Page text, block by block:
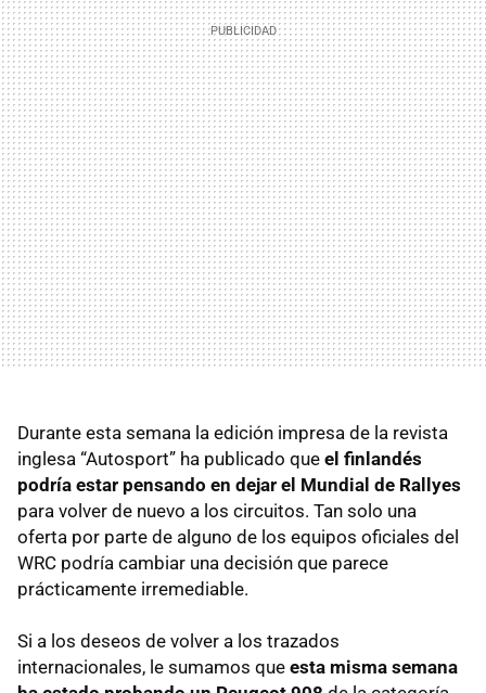
Durante esta semana la edición impresa de la revista
inglesa “Autosport” ha publicado que el finlandés
podría estar pensando en dejar el Mundial de Rallyes
para volver de nuevo a los circuitos. Tan solo una
oferta por parte de alguno de los equipos oficiales del
WRC podría cambiar una decisión que parece
prácticamente irremediable.
Si a los deseos de volver a los trazados
internacionales, le sumamos que esta misma semana